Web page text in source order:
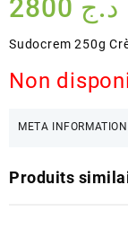
د.ج
Sudocrem 250g
Non
META INFORMATION
Produits